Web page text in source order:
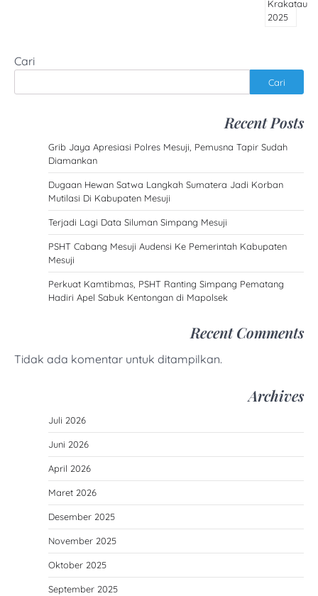
Cari
Cari
Recent Posts
Grib Jaya Apresiasi Polres Mesuji, Pemusna Tapir Sudah
Diamankan
Dugaan Hewan Satwa Langkah Sumatera Jadi Korban
Mutilasi Di Kabupaten Mesuji
Terjadi Lagi Data Siluman Simpang Mesuji
PSHT Cabang Mesuji Audensi Ke Pemerintah Kabupaten
Mesuji
Perkuat Kamtibmas, PSHT Ranting Simpang Pematang
Hadiri Apel Sabuk Kentongan di Mapolsek
Recent Comments
Tidak ada komentar untuk ditampilkan.
Archives
Juli 2026
Juni 2026
April 2026
Maret 2026
Desember 2025
November 2025
Oktober 2025
September 2025